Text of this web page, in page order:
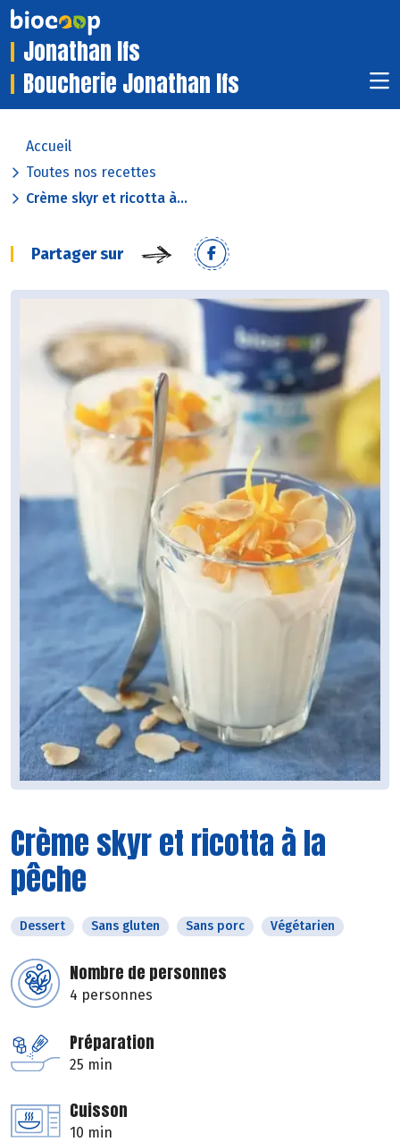
Jonathan Ifs
Boucherie Jonathan Ifs
Accueil
Toutes nos recettes
Crème skyr et ricotta à...
Partager sur
Crème skyr et ricotta à la
pêche
Dessert Sans gluten Sans porc Végétarien
Nombre de personnes
4 personnes
Préparation
25 min
Cuisson
10 min